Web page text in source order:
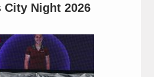
Night 2026